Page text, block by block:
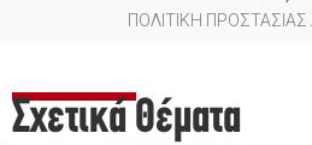
ΠΟΛΙΤΙΚΗ
Σχετικά Θέματα